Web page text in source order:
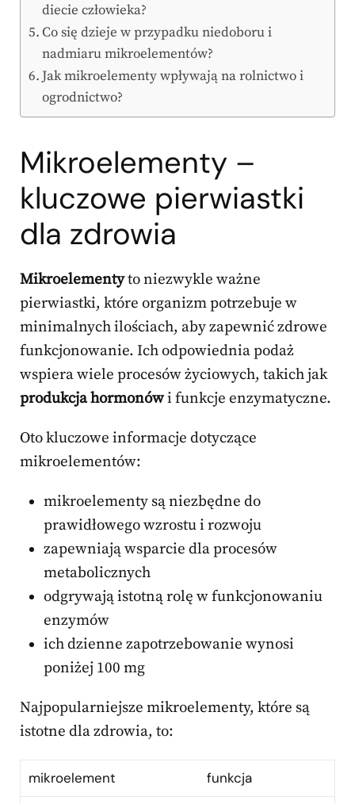
diecie człowieka?
Co się dzieje w przypadku niedoboru i
nadmiaru mikroelementów?
Jak mikroelementy wpływają na rolnictwo i
ogrodnictwo?
Mikroelementy –
kluczowe pierwiastki
dla zdrowia
Mikroelementyto niezwykle ważne
pierwiastki, które organizm potrzebuje w
minimalnych ilościach, aby zapewnić zdrowe
funkcjonowanie. Ich odpowiednia podaż
wspiera wiele procesów życiowych, takich jak
produkcja hormonówi funkcje enzymatyczne.
Oto kluczowe informacje dotyczące
mikroelementów:
mikroelementy są niezbędne do
prawidłowego wzrostu i rozwoju
zapewniają wsparcie dla procesów
metabolicznych
odgrywają istotną rolę w funkcjonowaniu
enzymów
ich dzienne zapotrzebowanie wynosi
poniżej 100 mg
Najpopularniejsze mikroelementy, które są
istotne dla zdrowia, to:
mikroelement funkcja